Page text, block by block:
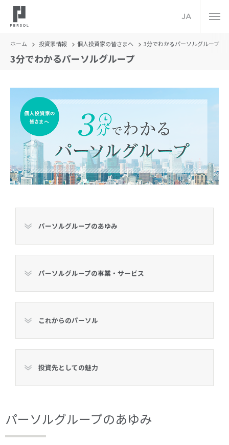
JA
ホーム 投資家情報 個人投資家の皆さまへ 3分でわかるパーソルグループ
3分でわかるパーソルグループ
パーソルグループのあゆみ
パーソルグループの事業・サービス
これからのパーソル
投資先としての魅力
パーソルグループのあゆみ